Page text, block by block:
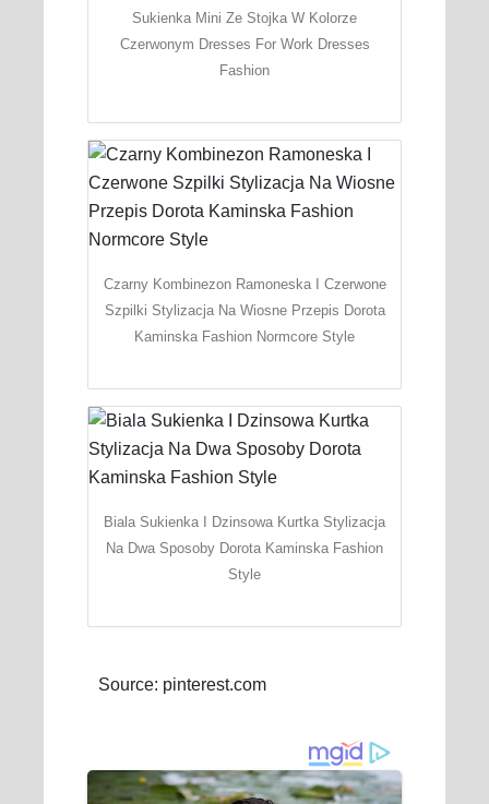
Sukienka Mini Ze Stojka W Kolorze
Czerwonym Dresses For Work Dresses
Fashion
Czarny Kombinezon Ramoneska I Czerwone
Szpilki Stylizacja Na Wiosne Przepis Dorota
Kaminska Fashion Normcore Style
Biala Sukienka I Dzinsowa Kurtka Stylizacja
Na Dwa Sposoby Dorota Kaminska Fashion
Style
Source: pinterest.com